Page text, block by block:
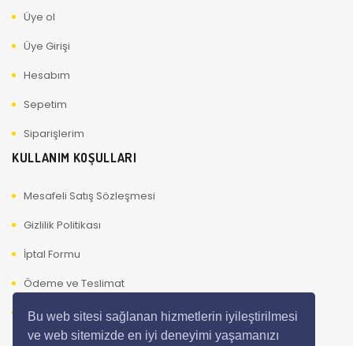
Bu web sitesi sağlanan hizmetlerin iyileştirilmesi
ve web sitemizde en iyi deneyimi yaşamanızı
Üye ol
Üye Girişi
Hesabım
Sepetim
Siparişlerim
KULLANIM KOŞULLARI
Mesafeli Satış Sözleşmesi
Gizlilik Politikası
İptal Formu
Ödeme ve Teslimat
Kullanıcı Güvenliği